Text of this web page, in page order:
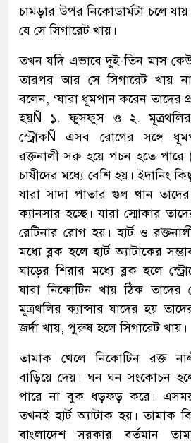
চামড়ার উপর নিকোডার্মটা চলে
যে সে সিগারেট খায়।
তখন যদি এভাবে দুই-তিন মাস
তারপর আর সে সিগারেট খায়
বলেন, ‘যারা ধূমপান করেন তাদের
হয়Ñ ১. ফুসফুস ও ২. মূত্রথলির
স্ট্রোকÑ এসব রোগের সঙ্গে
রক্তনালী সরু হয়ে পচন হতে পারে
চাষীদের মধ্যে বেশি হয়। ইদানিং
যারা সাদা পাতার গুল খান
ক্যানসার হচ্ছে। যারা স্মোকার
রেটিনার রোগ হয়। হার্ট ও
মধ্যে ব্লক হলে হার্ট অ্যাটাকের
ঘাড়ের শিরার মধ্যে ব্লক হলে
যারা নিকোটিন খায় ঠিক তাদের
মূত্রথলির ক্যান্সার যাদের হয়
জর্দা খায়, পুরুষ হলে সিগারেট খায়।
তামাক খেলে নিকোটিন রক্ত
বাড়িয়ে দেয়। ঘন ঘন সংকোচন
পারে না বুক ধড়ফড় করে।
তখনই হার্ট অ্যাটাক হয়। তামাক
বাংলাদেশ সরকার বর্তমান